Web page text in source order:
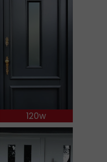
120w